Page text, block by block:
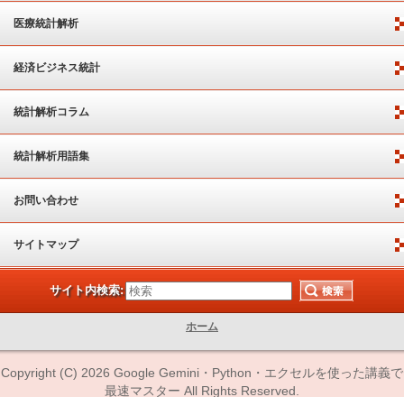
医療統計解析
経済ビジネス統計
統計解析コラム
統計解析用語集
お問い合わせ
サイトマップ
サイト内検索:
ホーム
Copyright (C) 2026 Google Gemini・Python・エクセルを使った講義で
最速マスター All Rights Reserved.